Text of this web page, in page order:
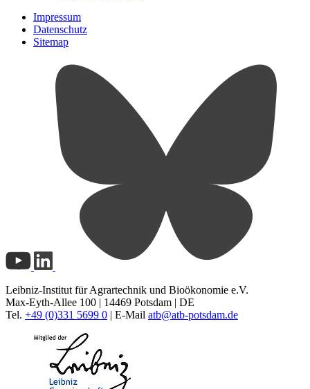
Impressum
Datenschutz
Sitemap
Leibniz-Institut für Agrartechnik und Bioökonomie e.V.
Max-Eyth-Allee 100 | 14469 Potsdam | DE
Tel. +49 (0)331 5699 0 | E-Mail atb@atb-potsdam.de